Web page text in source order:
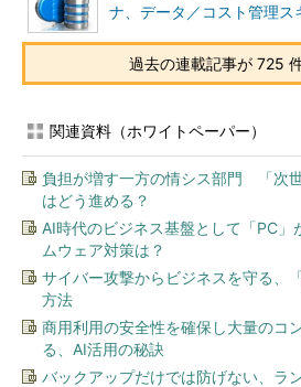
ナ、データ／コスト管理ス
過去の連載記事が 725
関連資料（ホワイトペーパー）
負担が増す一方の情シス部門 「次
はどう進める？
AI時代のビジネス基盤として「PC
ムウェア対策は？
サイバー攻撃からビジネスを守る、
方法
商用利用の安全性を確保し大量のコ
る、AI活用の秘訣
バックアップだけでは防げない、ラ